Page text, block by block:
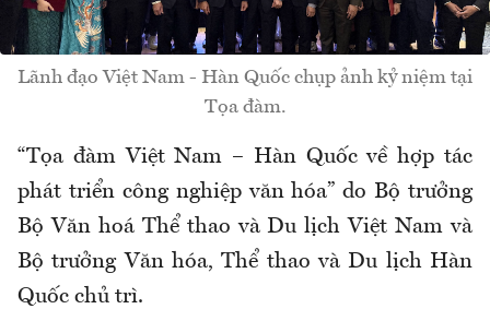
Lãnh đạo Việt Nam - Hàn Quốc chụp ảnh kỷ niệm tại
Tọa đàm.
“Tọa đàm Việt Nam – Hàn Quốc về hợp tác
phát triển công nghiệp văn hóa” do Bộ trưởng
Bộ Văn hoá Thể thao và Du lịch Việt Nam và
Bộ trưởng Văn hóa, Thể thao và Du lịch Hàn
Quốc chủ trì.